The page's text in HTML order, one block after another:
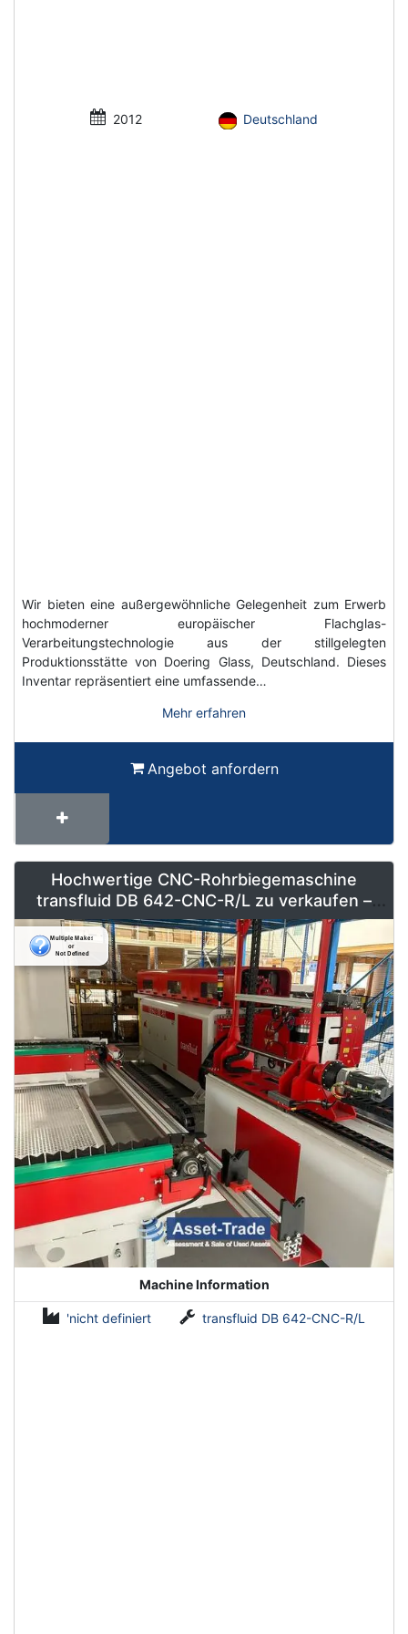
2012 Deutschland
Wir bieten eine außergewöhnliche Gelegenheit zum Erwerb
hochmoderner europäischer Flachglas-
Verarbeitungstechnologie aus der stillgelegten
Produktionsstätte von Doering Glass, Deutschland. Dieses
Inventar repräsentiert eine umfassende…
Mehr erfahren
Angebot anfordern
Hochwertige CNC-Rohrbiegemaschine
transfluid DB 642-CNC-R/L zu verkaufen –
Vollautomatisiert & Neuwertig
Machine Information
'nicht definiert transfluid DB 642-CNC-R/L